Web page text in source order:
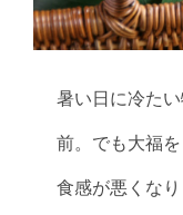
暑い日に冷た
前。でも大福
食感が悪くなり